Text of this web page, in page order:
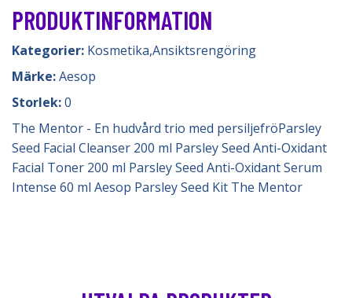
PRODUKTINFORMATION
Kategorier: Kosmetika,Ansiktsrengöring
Märke:Aesop
Storlek:0
The Mentor - En hudvård trio med persiljefröParsley
Seed Facial Cleanser 200 ml Parsley Seed Anti-Oxidant
Facial Toner 200 ml Parsley Seed Anti-Oxidant Serum
Intense 60 ml Aesop Parsley Seed Kit The Mentor